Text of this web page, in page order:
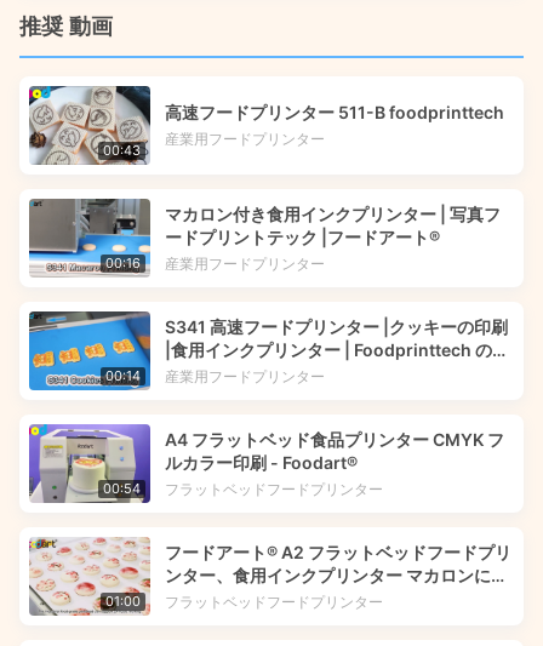
このビデオでは、S542 高速フード プリンターの動作を紹介
な表面への高精度印刷、およびインテリジェントなソフトウ
ェアがどのように工場の生産ラインのカスタマイズを簡素化
するかについて、実践的なチュートリアルをご覧いただけま
推奨 動画
00:43
高速フードプリンター 511-B foodprinttech
産業用フードプリンター
00:16
マカロン付き食用インクプリンター | 写真フ
ードプリントテック |フードアート®
産業用フードプリンター
00:14
S341 高速フードプリンター |クッキーの印刷
|食用インクプリンター | Foodprinttech の
Foodart®
産業用フードプリンター
00:54
A4 フラットベッド食品プリンター CMYK フ
ルカラー印刷 - Foodart®
フラットベッドフードプリンター
01:00
フードアート® A2 フラットベッドフードプリ
ンター、食用インクプリンター マカロンに花
の画像を印刷 | Foodprinttech
フラットベッドフードプリンター